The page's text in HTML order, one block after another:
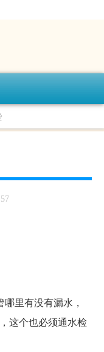
里有没有漏水，
这个也必须通水检